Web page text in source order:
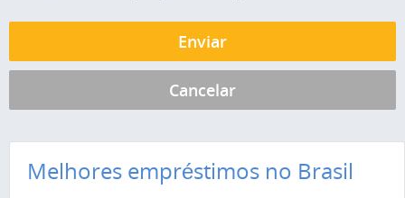
Melhores empréstimos no Brasil